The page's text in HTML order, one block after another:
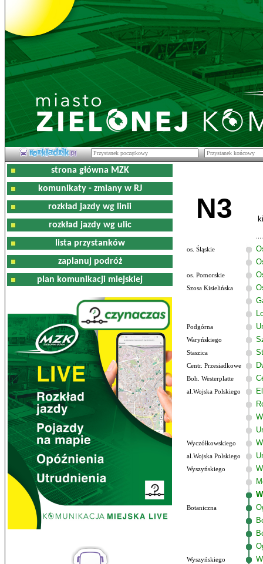
strona główna MZK
komunikaty - zmiany w RJ
rozkład jazdy wg linii
rozkład jazdy wg ulic
lista przystanków
zaplanuj podróż
plan komunikacji miejskiej
N3
os. Śląskie
os. Pomorskie
Szosa Kisielińska
Podgórna
Waryńskiego
Staszica
Centr. Przesiadkowe
Boh. Westerplatte
al.Wojska Polskiego
Wyczółkowskiego
al.Wojska Polskiego
Wyszyńskiego
Botaniczna
Wyszyńskiego